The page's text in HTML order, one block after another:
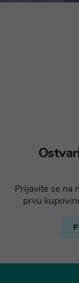
Prijavite se na
prvu